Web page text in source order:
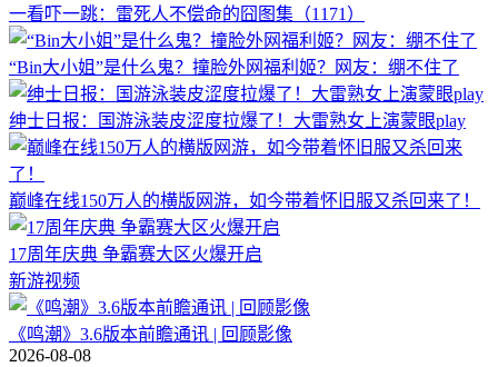
一看吓一跳：雷死人不偿命的囧图集（1171）
“Bin大小姐”是什么鬼？撞脸外网福利姬？网友：绷不住了
绅士日报：国游泳装皮涩度拉爆了！大雷熟女上演蒙眼play
巅峰在线150万人的横版网游，如今带着怀旧服又杀回来了！
17周年庆典 争霸赛大区火爆开启
新游视频
《鸣潮》3.6版本前瞻通讯 | 回顾影像
2026-08-08